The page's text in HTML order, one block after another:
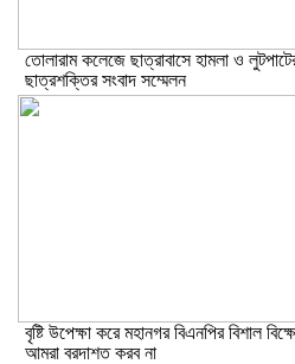
তোলারাম কলেজে ছাত্রাবাসে হামলা ও
ছাত্রশক্তির সংবাদ সম্মেলন
বৃষ্টি উপেক্ষা করে মহানগর বিএনপির বিশাল
আমরা বরদাশত করব না